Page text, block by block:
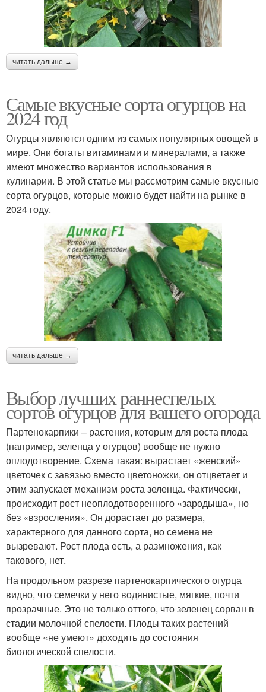
читать дальше →
Самые вкусные сорта огурцов на
2024 год
Огурцы являются одним из самых популярных овощей в
мире. Они богаты витаминами и минералами, а также
имеют множество вариантов использования в
кулинарии. В этой статье мы рассмотрим самые вкусные
сорта огурцов, которые можно будет найти на рынке в
2024 году.
читать дальше →
Выбор лучших раннеспелых
сортов огурцов для вашего огорода
Партенокарпики – растения, которым для роста плода
(например, зеленца у огурцов) вообще не нужно
оплодотворение. Схема такая: вырастает «женский»
цветочек с завязью вместо цветоножки, он отцветает и
этим запускает механизм роста зеленца. Фактически,
происходит рост неоплодотворенного «зародыша», но
без «взросления». Он дорастает до размера,
характерного для данного сорта, но семена не
вызревают. Рост плода есть, а размножения, как
такового, нет.
На продольном разрезе партенокарпического огурца
видно, что семечки у него водянистые, мягкие, почти
прозрачные. Это не только оттого, что зеленец сорван в
стадии молочной спелости. Плоды таких растений
вообще «не умеют» доходить до состояния
биологической спелости.